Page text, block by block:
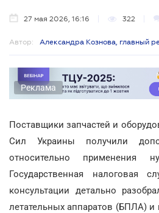
27 мая 2026, 16:16 322
Автор: Александра Кознова, главный
Реклама
Поставщики запчастей и
Сил Украины получили
относительно применения
Государственная налоговая
консультации детально
летательных аппаратов (БПЛА) и